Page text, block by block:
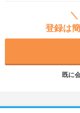
＼
登録は
既に